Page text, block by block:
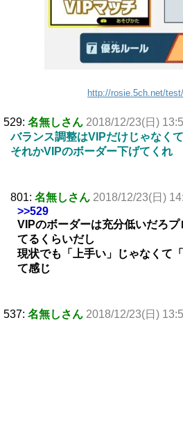
http://rosie.5ch.net/
529: 名無しさん 2018/12/23(日)
バランス調整はVIPだけじゃなく
それかVIPのボーダー下げてくれ
801: 名無しさん 2018/12/23(日)
>>529
VIPのボーダーは充分低いだろ
てるくらいだし
現状でも「上手い」じゃなくて
て感じ
537: 名無しさん 2018/12/23(日)